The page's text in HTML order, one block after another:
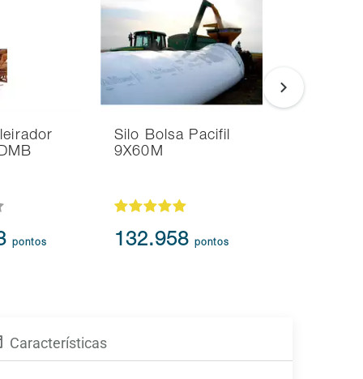
pontos
Silo Bolsa Pacifil
9X60M
132.958pontos
Características